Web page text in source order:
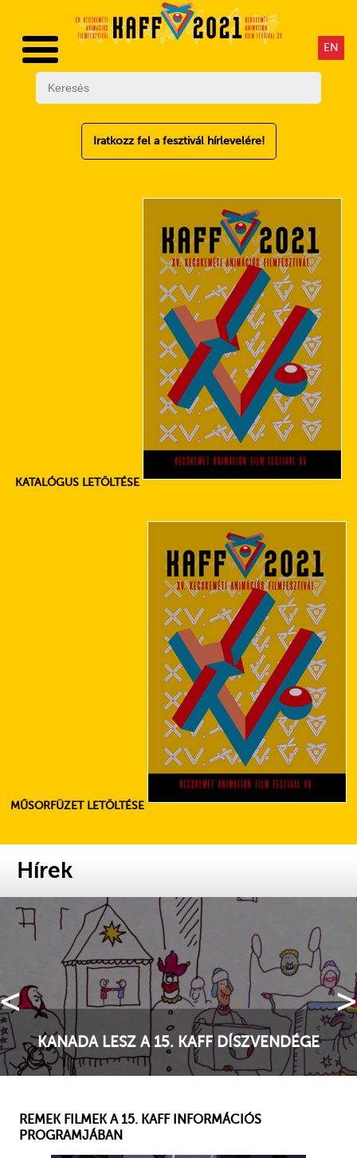
EN
Iratkozz fel a fesztivál hírlevelére!
KATALÓGUS LETÖLTÉSE
MŰSORFÜZET LETÖLTÉSE
Hírek
HOLNAP KEZDŐDIK A KAFF
>
<
REMEK FILMEK A 15. KAFF INFORMÁCIÓS
PROGRAMJÁBAN